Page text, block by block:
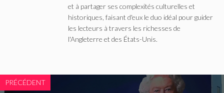
et à partager ses complexités culturelles et
historiques, faisant d'eux le duo idéal pour guider
les lecteurs à travers les richesses de
l'Angleterre et des États-Unis.
PRÉCÉDENT